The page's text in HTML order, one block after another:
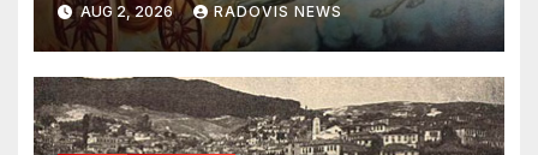
AUG 2, 2026 RADOVIS NEWS